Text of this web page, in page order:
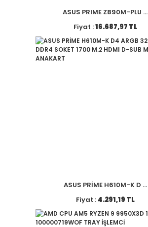
ASUS PRIME Z890M-PLU ...
Fiyat :16.687,97 TL
ASUS PRİME H610M-K D ...
Fiyat : 4.291,19 TL